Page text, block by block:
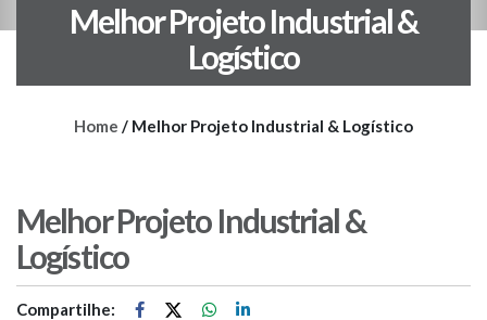
Melhor Projeto Industrial &
Logístico
Home / Melhor Projeto Industrial & Logístico
Melhor Projeto Industrial &
Logístico
Compartilhe: